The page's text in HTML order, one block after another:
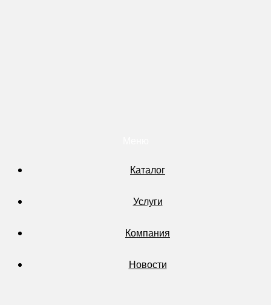
Каталог
Услуги
Компания
Новости